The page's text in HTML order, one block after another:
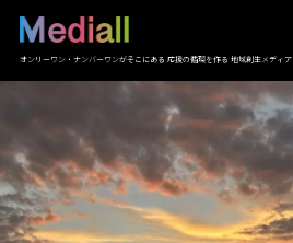
オンリーワン・ナンバーワンがそこにある 応援の循環を作る 地域創生メディア